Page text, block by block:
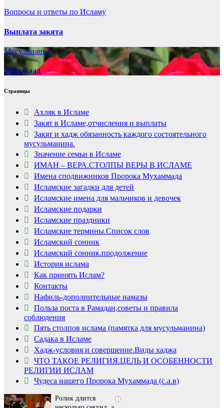
Вопросы и ответы по Исламу
Выплата закята
Мусульманка
Умм Саад
Страницы
Ахляк в Исламе
Закят в Исламе,отчисления и выплаты
Закят и хадж обязанность каждого состоятельного
мусульманина.
Значение семьи в Исламе
ИМАН – ВЕРА.СТОЛПЫ ВЕРЫ В ИСЛАМЕ
Имена сподвижников Пророка Мухаммада
Исламские загадки для детей
Исламские имена для мальчиков и девочек
Исламские подарки
Исламские праздники
Исламские термины.Список слов
Исламский сонник
Исламский сонник.продолжение
История ислама
Как принять Ислам?
Контакты
Нафиль-дополнительные намазы
Польза поста в Рамадан,советы и правила
соблюдения
Пять столпов ислама (памятка для мусульманина)
Садака в Исламе
Хадж-условия и совершение.Виды хаджа
ЧТО ТАКОЕ РЕЛИГИЯ.ЦЕЛЬ И ОСОБЕННОСТИ
РЕЛИГИИ ИСЛАМ
Чудеса нашего Пророка Мухаммада (с.а.в)
i
Скрытая камера на
пляже Крыма: Что
люди вытворяют, когда
их не видят...
i
Ролик длится